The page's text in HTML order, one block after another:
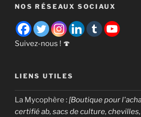
champignonniere
NOS RÉSEAUX SOCIAUX
Suivez-nous ! 🍄
LIENS UTILES
La Mycophère :[Boutique pour
certifié ab, sacs de culture,